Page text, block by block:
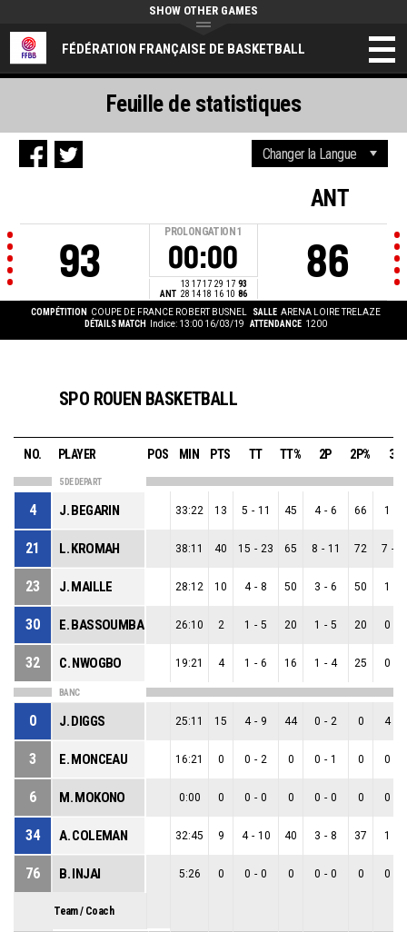
FÉDÉRATION FRANÇAISE DE BASKETBALL
SHOW OTHER GAMES
93
PROLONGATION 1
00:00
13 17 17 29 17 93
ANT 28 14 18 16 10 86
ANT
86
COMPÉTITION COUPE DE FRANCE ROBERT BUSNEL SALLE ARENA LOIRE TRELAZE
DÉTAILS MATCH
Indice: 13:00 16/03/19 ATTENDANCE 1200
Feuille de statistiques
SPO ROUEN BASKETBALL
NO. PLAYER POS MIN PTS TT TT% 2P 2P% 3P
5 DE DEPART
4 J. BEGARIN 33:22 13 5 - 11 45 4 - 6 66 1
21 L. KROMAH 38:11 40 15 - 23 65 8 - 11 72 7 -
23 J. MAILLE 28:12 10 4 - 8 50 3 - 6 50 1
30 E. BASSOUMBA 26:10 2 1 - 5 20 1 - 5 20 0
32 C. NWOGBO 19:21 4 1 - 6 16 1 - 4 25 0
BANC
0 J. DIGGS 25:11 15 4 - 9 44 0 - 2 0 4
3 E. MONCEAU 16:21 0 0 - 2 0 0 - 1 0 0
6 M. MOKONO 0:00 0 0 - 0 0 0 - 0 0 0
34 A. COLEMAN 32:45 9 4 - 10 40 3 - 8 37 1
76 B. INJAI 5:26 0 0 - 0 0 0 - 0 0 0
Team / Coach